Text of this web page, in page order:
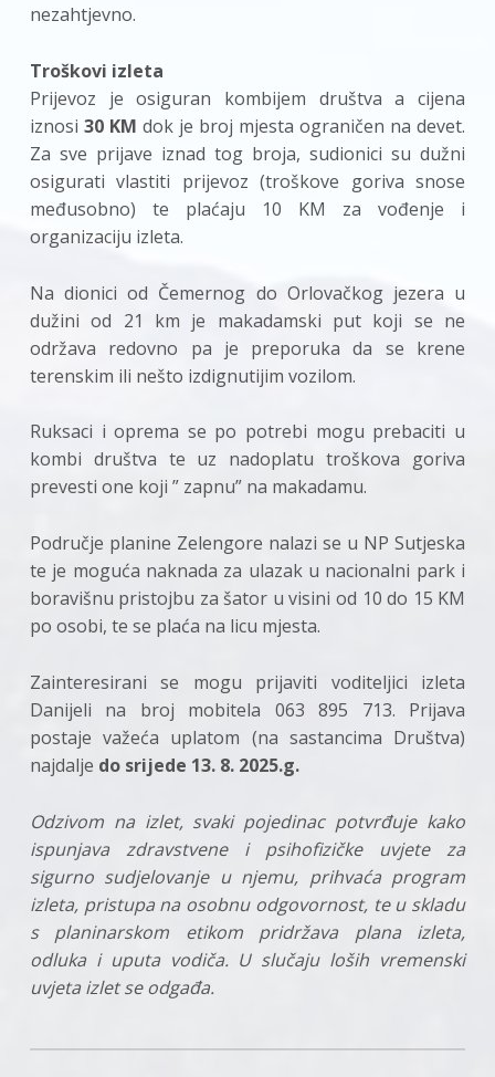
nezahtjevno.
Troškovi izleta
Prijevoz je osiguran kombijem društva a cijena
iznosi 30 KM dok je broj mjesta ograničen na devet.
Za sve prijave iznad tog broja, sudionici su dužni
osigurati vlastiti prijevoz (troškove goriva snose
međusobno) te plaćaju 10 KM za vođenje i
organizaciju izleta.
Na dionici od Čemernog do Orlovačkog jezera u
dužini od 21 km je makadamski put koji se ne
održava redovno pa je preporuka da se krene
terenskim ili nešto izdignutijim vozilom.
Ruksaci i oprema se po potrebi mogu prebaciti u
kombi društva te uz nadoplatu troškova goriva
prevesti one koji ” zapnu” na makadamu.
Područje planine Zelengore nalazi se u NP Sutjeska
te je moguća naknada za ulazak u nacionalni park i
boravišnu pristojbu za šator u visini od 10 do 15 KM
po osobi, te se plaća na licu mjesta.
Zainteresirani se mogu prijaviti voditeljici izleta
Danijeli na broj mobitela 063 895 713. Prijava
postaje važeća uplatom (na sastancima Društva)
najdalje do srijede 13. 8. 2025.g.
Odzivom na izlet, svaki pojedinac potvrđuje kako
ispunjava zdravstvene i psihofizičke uvjete za
sigurno sudjelovanje u njemu, prihvaća program
izleta, pristupa na osobnu odgovornost, te u skladu
s planinarskom etikom pridržava plana izleta,
odluka i uputa vodiča. U slučaju loših vremenski
uvjeta izlet se odgađa.